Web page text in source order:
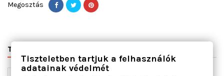
Megosztás
TERMÉK RÉSZLETEI
Tiszteletben tartjuk a felhasználók
adatainak védelmét